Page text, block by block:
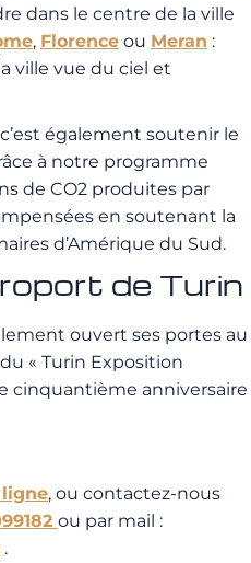
dans le centre de la ville
, Florence ou Meran :
ville vue du ciel et
c’est également soutenir le
à notre programme
de CO2 produites par
en soutenant la
d’Amérique du Sud.
de Turin
ouvert ses portes au
du « Turin Exposition
cinquantième anniversaire
, ou contactez-nous
ou par mail :
.